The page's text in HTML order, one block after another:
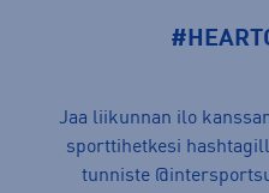
Jaa liikunnan ilo
sporttihetkesi
tunniste